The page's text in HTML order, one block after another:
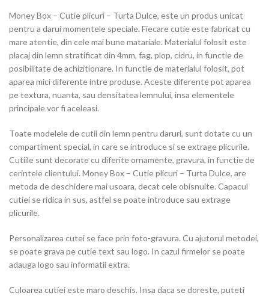
Money Box – Cutie plicuri – Turta Dulce, este un produs unicat
pentru a darui momentele speciale. Fiecare cutie este fabricat cu
mare atentie, din cele mai bune matariale. Materialul folosit este
placaj din lemn stratificat din 4mm, fag, plop, cidru, in functie de
posibilitate de achizitionare. In functie de materialul folosit, pot
aparea mici diferente intre produse. Aceste diferente pot aparea
pe textura, nuanta, sau densitatea lemnului, insa elementele
principale vor fi aceleasi.
Toate modelele de cutii din lemn pentru daruri, sunt dotate cu un
compartiment special, in care se introduce si se extrage plicurile.
Cutiile sunt decorate cu diferite ornamente, gravura, in functie de
cerintele clientului. Money Box – Cutie plicuri – Turta Dulce, are
metoda de deschidere mai usoara, decat cele obisnuite. Capacul
cutiei se ridica in sus, astfel se poate introduce sau extrage
plicurile.
Personalizarea cutei se face prin foto-gravura. Cu ajutorul metodei,
se poate grava pe cutie text sau logo. In cazul firmelor se poate
adauga logo sau informatii extra.
Culoarea cutiei este maro deschis. Insa daca se doreste, puteti